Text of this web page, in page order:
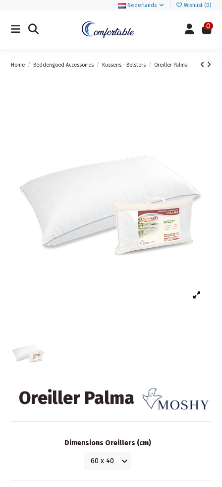
Nederlands Wishlist (0)
0
Home Beddengoed Accessoires Kussens - Bolsters Oreiller Palma
Oreiller Palma
Dimensions Oreillers (cm)